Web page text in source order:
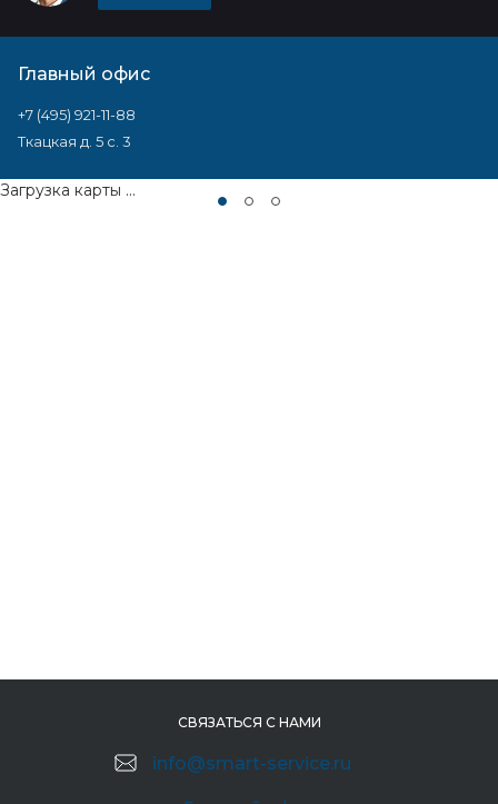
Главный офис
+7 (495) 921-11-88
Ткацкая д. 5 с. 3
Загрузка карты ...
СВЯЗАТЬСЯ С НАМИ
info@smart-service.ru